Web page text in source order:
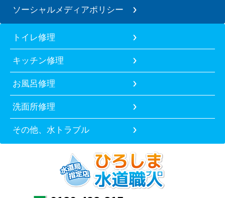
ソーシャルメディアポリシー
トイレ修理
キッチン修理
お風呂修理
洗面所修理
その他、水トラブル